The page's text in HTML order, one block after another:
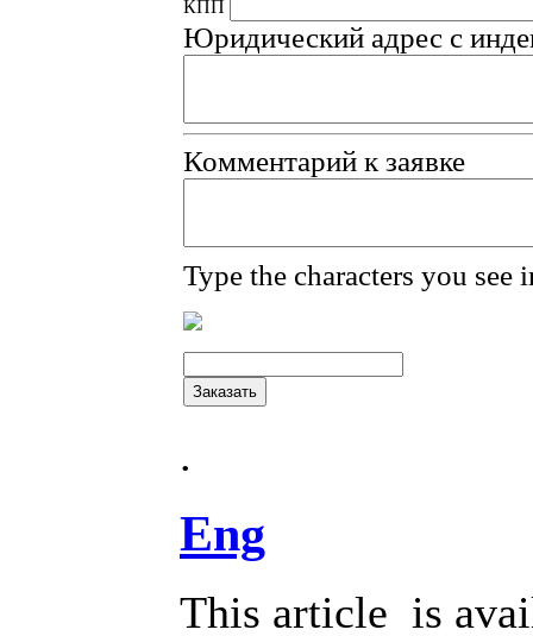
КПП
Юридический адрес с
Комментарий к заявке
Type the characters you see
.
Eng
This article is